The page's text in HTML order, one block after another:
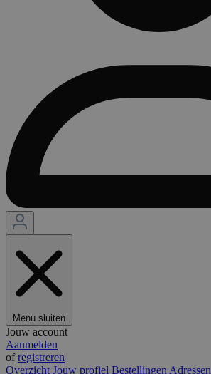
Menu sluiten
Jouw account
Aanmelden
ofregistreren
Overzicht Jouw profiel Bestellingen Adressen